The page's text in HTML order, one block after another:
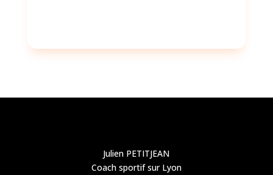
Julien PETITJEAN
Coach sportif sur Lyon